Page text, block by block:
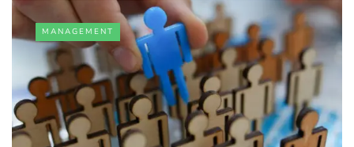
MANAGEMENT